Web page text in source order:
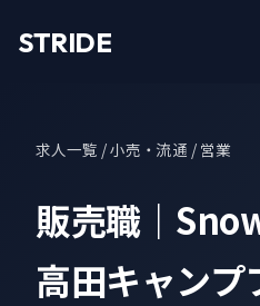
STRIDE
求人一覧 / 小売・流通 / 営業
販売職｜
高田キャンプ